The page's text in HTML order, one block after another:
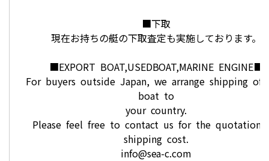
■下取
現在お持ちの艇の下取査定も実施しております。
■EXPORT BOAT,USEDBOAT,MARINE ENGINE■
For buyers outside Japan, we arrange shipping
boat to
your country.
Please feel free to contact us for the
shipping cost.
info@sea-c.com